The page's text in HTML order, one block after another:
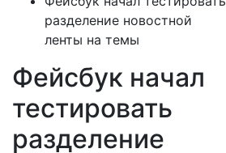
разделение новостной
ленты на темы
Фейсбук начал
тестировать
разделение